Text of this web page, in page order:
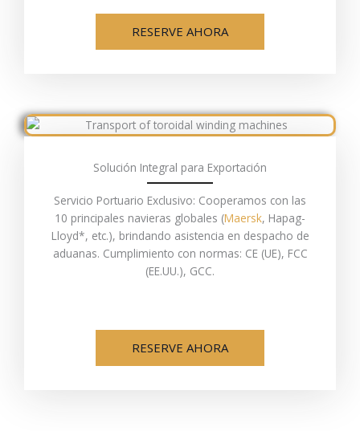
RESERVE AHORA
Solución Integral para Exportación
Servicio Portuario Exclusivo: Cooperamos con las
10 principales navieras globales (Maersk, Hapag-
Lloyd*, etc.), brindando asistencia en despacho de
aduanas. Cumplimiento con normas: CE (UE), FCC
(EE.UU.), GCC.
RESERVE AHORA